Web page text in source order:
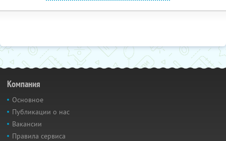
Компания
Основное
Публикации о нас
Вакансии
Правила сервиса